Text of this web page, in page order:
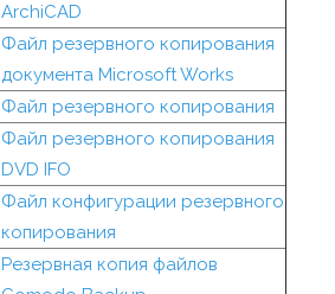
ArchiCAD
Файл резервного копирования
документа Microsoft Works
Файл резервного копирования
Файл резервного копирования
DVD IFO
Файл конфигурации резервного
копирования
Резервная копия файлов